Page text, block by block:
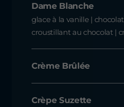
Dame Blanche
glace à la vanille |
croustillant au chocolat |
Crème Brûlée
Crèpe Suzette